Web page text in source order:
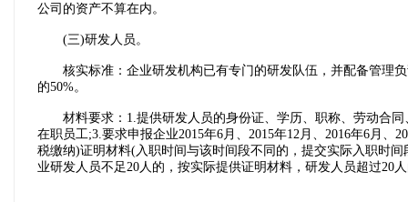
公司的资产不算在内。
(三)研发人员。
核实标准：企业研发机构已有专门的研发队伍，并配备管理负
的50%。
材料要求：1.提供研发人员的身份证、学历、职称、劳动合同
在职员工;3.要求申报企业2015年6月、2015年12月、2016年6月
税缴纳)证明材料(入职时间与该时间段不同的，提交实际入职时
业研发人员不足20人的，按实际提供证明材料，研发人员超过20